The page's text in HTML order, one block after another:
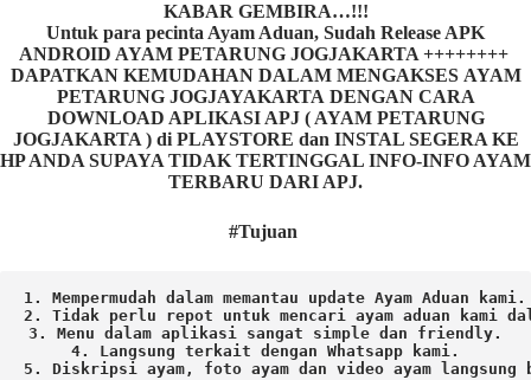
KABAR GEMBIRA…!!!
Untuk para pecinta Ayam Aduan, Sudah Release APK
ANDROID AYAM PETARUNG JOGJAKARTA ++++++++
DAPATKAN KEMUDAHAN DALAM MENGAKSES AYAM
PETARUNG JOGJAYAKARTA DENGAN CARA
DOWNLOAD APLIKASI APJ ( AYAM PETARUNG
JOGJAKARTA ) di PLAYSTORE dan INSTAL SEGERA KE
HP ANDA SUPAYA TIDAK TERTINGGAL INFO-INFO AYAM
TERBARU DARI APJ.
#Tujuan
1. Mempermudah dalam memantau update Ayam Aduan kami.
2. Tidak perlu repot untuk mencari ayam aduan kami
3. Menu dalam aplikasi sangat simple dan friendly.
4. Langsung terkait dengan Whatsapp kami.
5. Diskripsi ayam, foto ayam dan video ayam